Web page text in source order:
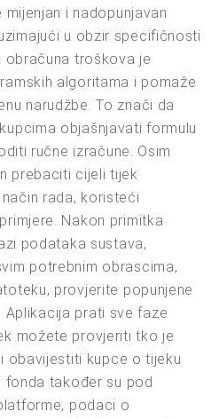
i nadopunjavan
u obzir specifičnosti
obračuna troškova je
algoritama i pomaže
narudžbe. To znači da
objašnjavati formulu
ručne izračune. Osim
prebaciti cijeli tijek
rada, koristeći
Nakon primitka
podataka sustava,
potrebnim obrascima,
provjerite popunjene
Aplikacija prati sve faze
možete provjeriti tko je
obavijestiti kupce o tijeku
fonda također su pod
podaci o